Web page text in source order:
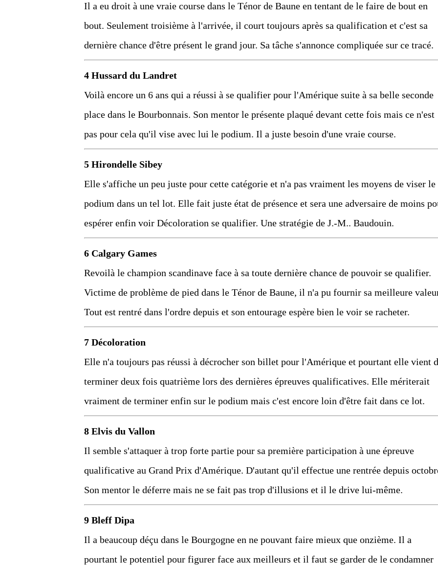
Il a eu droit à une vraie course dans le Ténor de Baune en tentant de le faire de bout en
bout. Seulement troisième à l'arrivée, il court toujours après sa qualification et c'est sa
dernière chance d'être présent le grand jour. Sa tâche s'annonce compliquée sur ce tracé.
4 Hussard du Landret
Voilà encore un 6 ans qui a réussi à se qualifier pour l'Amérique suite à sa belle seconde
place dans le Bourbonnais. Son mentor le présente plaqué devant cette fois mais ce n'est
pas pour cela qu'il vise avec lui le podium. Il a juste besoin d'une vraie course.
5 Hirondelle Sibey
Elle s'affiche un peu juste pour cette catégorie et n'a pas vraiment les moyens de viser le
podium dans un tel lot. Elle fait juste état de présence et sera une adversaire de moins
espérer enfin voir Décoloration se qualifier. Une stratégie de J.-M.. Baudouin.
6 Calgary Games
Revoilà le champion scandinave face à sa toute dernière chance de pouvoir se qualifier.
Victime de problème de pied dans le Ténor de Baune, il n'a pu fournir sa meilleure
Tout est rentré dans l'ordre depuis et son entourage espère bien le voir se racheter.
7 Décoloration
Elle n'a toujours pas réussi à décrocher son billet pour l'Amérique et pourtant elle vient
terminer deux fois quatrième lors des dernières épreuves qualificatives. Elle mériterait
vraiment de terminer enfin sur le podium mais c'est encore loin d'être fait dans ce lot.
8 Elvis du Vallon
Il semble s'attaquer à trop forte partie pour sa première participation à une épreuve
qualificative au Grand Prix d'Amérique. D'autant qu'il effectue une rentrée depuis
Son mentor le déferre mais ne se fait pas trop d'illusions et il le drive lui-même.
9 Bleff Dipa
Il a beaucoup déçu dans le Bourgogne en ne pouvant faire mieux que onzième. Il a
pourtant le potentiel pour figurer face aux meilleurs et il faut se garder de le condamner